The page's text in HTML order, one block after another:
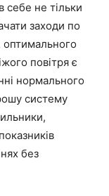
себе не тільки
заходи по
повітря є
нормального
систему
без